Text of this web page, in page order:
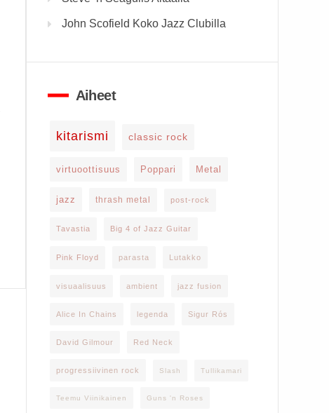
John Scofield Koko Jazz Clubilla
Aiheet
kitarismi classic rock
virtuoottisuus Poppari Metal
jazz thrash metal post-rock
Tavastia Big 4 of Jazz Guitar
Pink Floyd parasta Lutakko
visuaalisuus ambient jazz fusion
Alice In Chains legenda Sigur Rós
David Gilmour Red Neck
progressiivinen rock Slash Tullikamari
Teemu Viinikainen Guns 'n Roses